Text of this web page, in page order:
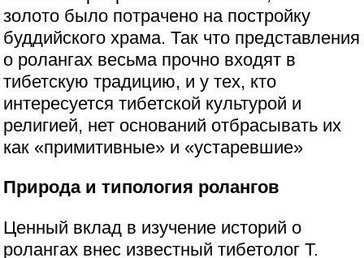
золото было потрачено на постройку
буддийского храма. Так что представления
о ролангах весьма прочно входят в
тибетскую традицию, и у тех, кто
интересуется тибетской культурой и
религией, нет оснований отбрасывать их
как «примитивные» и «устаревшие»
Природа и типология ролангов
Ценный вклад в изучение историй о
ролангах внес известный тибетолог Т.